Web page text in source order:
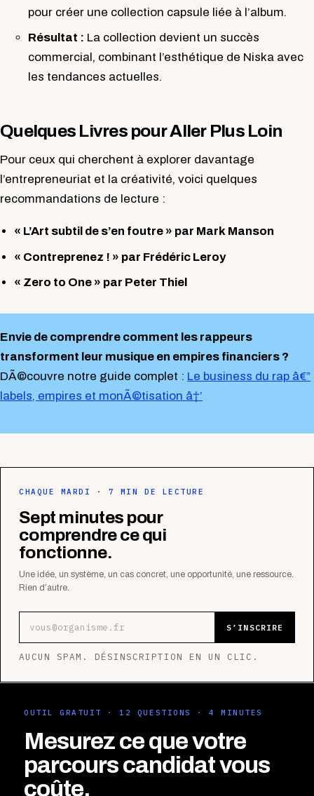
pour créer une collection capsule liée à l’album.
Résultat : La collection devient un succès
commercial, combinant l’esthétique de Niska avec
les tendances actuelles.
Quelques Livres pour Aller Plus Loin
Pour ceux qui cherchent à explorer davantage
l’entrepreneuriat et la créativité, voici quelques
recommandations de lecture :
« L’Art subtil de s’en foutre » par Mark Manson
« Contreprenez ! » par Frédéric Leroy
« Zero to One » par Peter Thiel
Envie de comprendre comment les rappeurs
transforment leur musique en empires financiers ?
DÃ©couvre notre guide complet : Le business du rap â€”
labels, empires et monÃ©tisation â†’
CHAQUE MARDI · 7 MIN DE LECTURE
Sept minutes pour
comprendre ce qui
fonctionne.
Une idée, un système, un cas concret, une opportunité, une ressource.
Rien d’autre.
S’INSCRIRE
AUCUN SPAM. DÉSINSCRIPTION EN UN CLIC.
OUTIL GRATUIT · 12 QUESTIONS · 4 MINUTES
Mesurez ce que votre
parcours candidat vous
coûte.